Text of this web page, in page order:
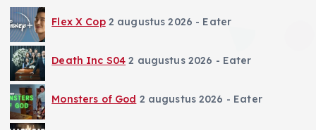
Flex X Cop 2 augustus 2026 - Eater
Death Inc S04 2 augustus 2026 - Eater
Monsters of God 2 augustus 2026 - Eater